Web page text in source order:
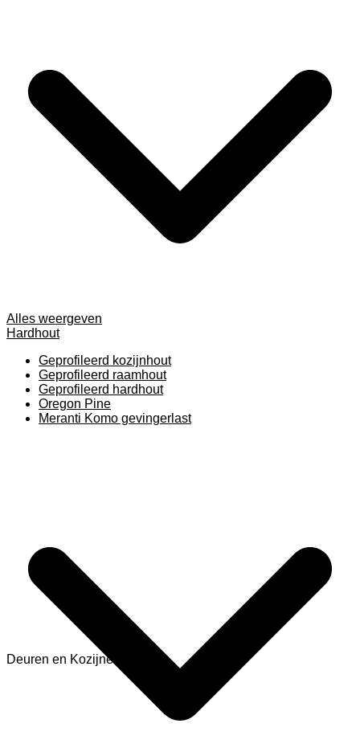
Alles weergeven
Hardhout
Geprofileerd kozijnhout
Geprofileerd raamhout
Geprofileerd hardhout
Oregon Pine
Meranti Komo gevingerlast
Deuren en Kozijnen